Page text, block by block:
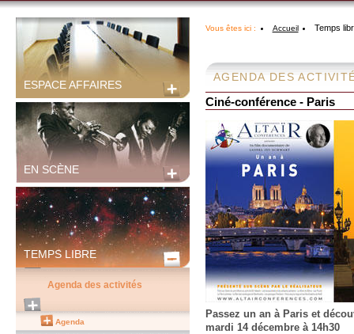
ESPACE AFFAIRES
EN SCÈNE
TEMPS LIBRE
Agenda des activités
Agenda
Vous êtes ici : Accueil Temps
AGENDA DES
Ciné-conférence - Paris
Passez un an à Paris et
mardi 14 décembre à 14h30